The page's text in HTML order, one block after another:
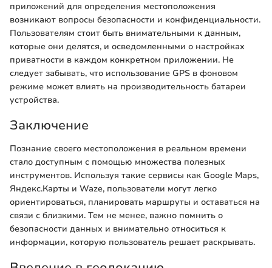
приложений для определения местоположения
возникают вопросы безопасности и конфиденциальности.
Пользователям стоит быть внимательными к данным,
которые они делятся, и осведомленными о настройках
приватности в каждом конкретном приложении. Не
следует забывать, что использование GPS в фоновом
режиме может влиять на производительность батареи
устройства.
Заключение
Познание своего местоположения в реальном времени
стало доступным с помощью множества полезных
инструментов. Используя такие сервисы как Google Maps,
Яндекс.Карты и Waze, пользователи могут легко
ориентироваться, планировать маршруты и оставаться на
связи с близкими. Тем не менее, важно помнить о
безопасности данных и внимательно относиться к
информации, которую пользователь решает раскрывать.